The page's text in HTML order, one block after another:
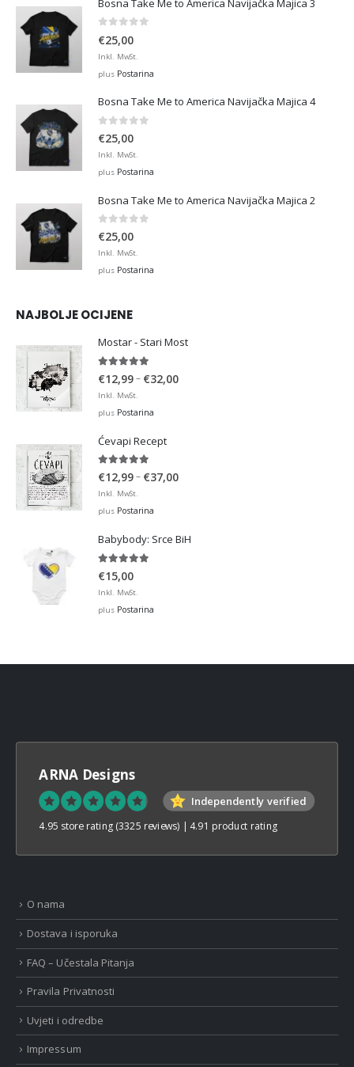
Bosna Take Me to America Navijačka Majica 3
€25,00
Inkl. MwSt.
plus Postarina
Bosna Take Me to America Navijačka Majica 4
0 out of 5
€25,00
Inkl. MwSt.
plus Postarina
Bosna Take Me to America Navijačka Majica 2
0 out of 5
€25,00
Inkl. MwSt.
plus Postarina
NAJBOLJE OCIJENE
Mostar - Stari Most
5.00out of 5
€12,99– €32,00Price
Inkl. MwSt.
plus Postarina
Ćevapi Recept
5.00out of 5
€12,99– €37,00Price
€37,00
Inkl. MwSt.
plus Postarina
Babybody: Srce BiH
5.00out of 5
€15,00
Inkl. MwSt.
plus Postarina
ARNA Designs
Independently verified
4.95 store rating (3325 reviews) | 4.91 product rating
O nama
Dostava i isporuka
FAQ – Učestala Pitanja
Pravila Privatnosti
Uvjeti i odredbe
Impressum